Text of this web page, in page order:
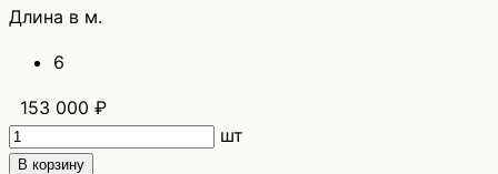
Длина в м.
6
153 000 ₽
шт
В корзину